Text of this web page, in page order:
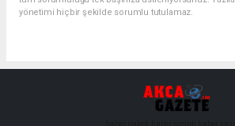
yönetimi hiçbir şekilde sorumlu tutulamaz.